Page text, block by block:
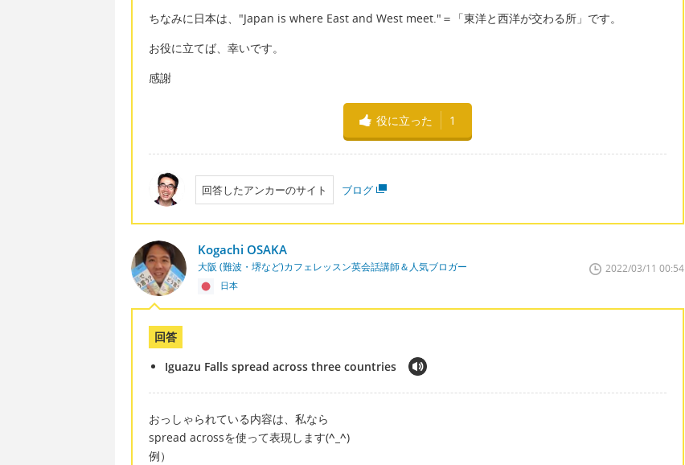
ちなみに日本は、"Japan is where East and West meet."＝「東洋と西洋が交わる所」です。
お役に立てば、幸いです。
感謝
役に立った 1
回答したアンカーのサイト ブログ
Kogachi OSAKA
大阪 (難波・堺など)カフェレッスン英会話講師＆人気ブロガー
日本
2022/03/11 00:54
回答
Iguazu Falls spread across three countries
おっしゃられている内容は、私なら
spread acrossを使って表現します(^_^)
例）